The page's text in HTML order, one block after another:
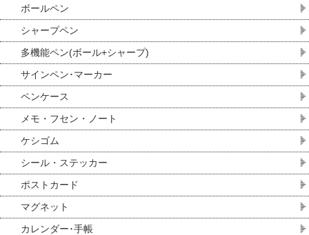
ボールペン
シャープペン
多機能ペン(ボール+シャープ)
サインペン･マーカー
ペンケース
メモ・フセン・ノート
ケシゴム
シール・ステッカー
ポストカード
マグネット
カレンダー･手帳